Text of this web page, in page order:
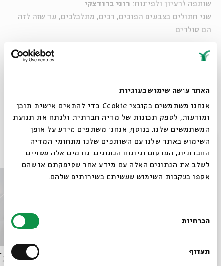
האתר עושה שימוש בעוגיות
אנחנו משתמשים בקובצי Cookie כדי להתאים אישית תוכן
ומודעות, לספק תכונות של מדיה חברתית ולנתח את תנועת
המשתמשים שלנו. בנוסף, אנחנו משתפים מידע על אופן
השימוש באתר שלנו עם השותפים שלנו מתחומי המדיה
החברתית, הפרסום וניתוח הנתונים. גורמים אלה עשויים
לשלב את הנתונים האלה עם מידע אחר שסיפקתם או שהם
אספו בעקבות השימוש שעשיתם בשירותים שלהם.
הסכמה
הכרחיות
תעדוף
שותפה לרעיון ולפיתוח: רוני ברודצקי
שני חתולים בצבעים הפוכים, רבים, מתלכלכים, עד שזה לזה
הם סולחים
תגיות: ערן קראוס ברכי ליפשיץ אגדות הלבנה לכל המשפחה ילדים 2065
סליחה חתולים אלול סולחים
אירועים נוספים בסדרה
אגדות הלבנה – 18.9 אגדות
סגור